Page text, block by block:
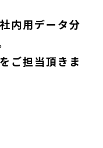
内用データ分
ご担当頂きま